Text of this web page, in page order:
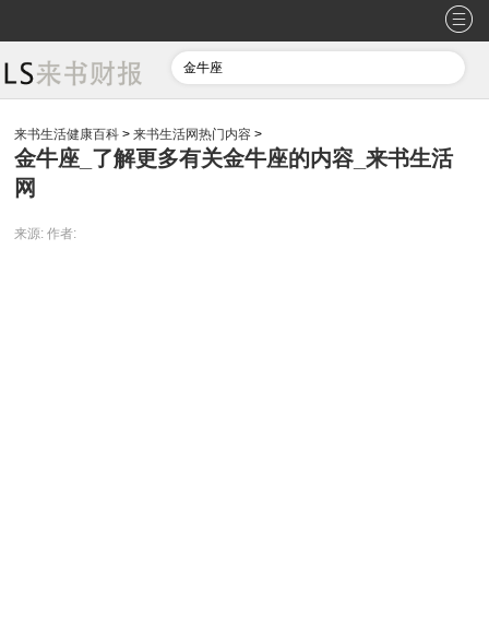
来书生活健康百科 >来书生活网热门内容 >
金牛座_了解更多有关金牛座的内容_来书生活
网
来源: 作者: